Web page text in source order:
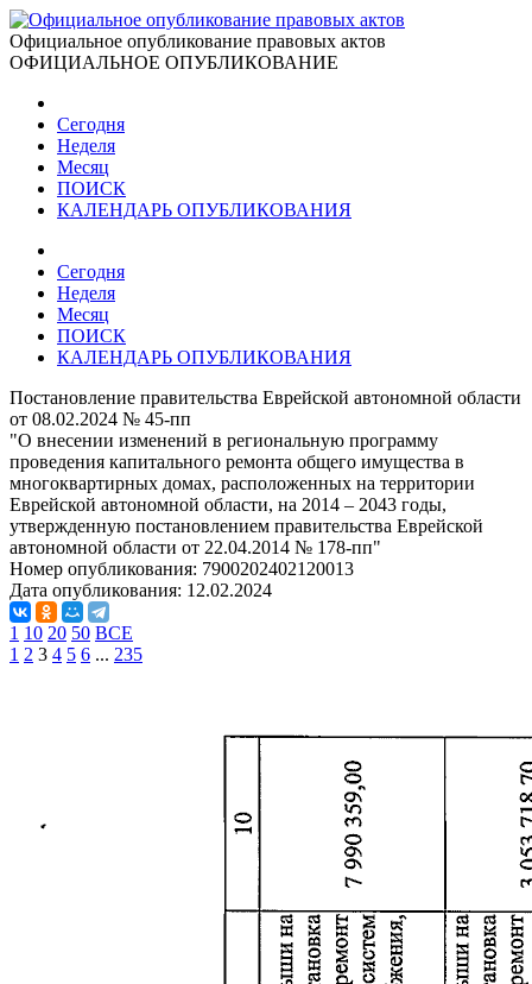
Официальное опубликование правовых актов
ОФИЦИАЛЬНОЕ ОПУБЛИКОВАНИЕ
Сегодня
Неделя
Месяц
ПОИСК
КАЛЕНДАРЬ ОПУБЛИКОВАНИЯ
Сегодня
Неделя
Месяц
ПОИСК
КАЛЕНДАРЬ ОПУБЛИКОВАНИЯ
Постановление правительства Еврейской автономной области
от 08.02.2024 № 45-пп
"О внесении изменений в региональную программу
проведения капитального ремонта общего имущества в
многоквартирных домах, расположенных на территории
Еврейской автономной области, на 2014 – 2043 годы,
утвержденную постановлением правительства Еврейской
автономной области от 22.04.2014 № 178-пп"
Номер опубликования: 7900202402120013
Дата опубликования: 12.02.2024
1 10 20 50 ВСЕ
1 2 3 4 5 6 ... 235